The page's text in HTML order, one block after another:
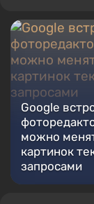
звукорежиссуры
нюансах
подтолкнула к
нахожусь в
игрового
Google
можно
картинок
запросами